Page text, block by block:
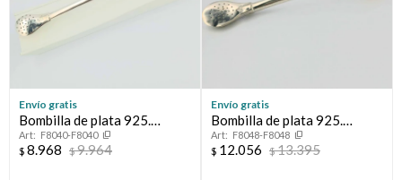
Envío gratis
Bombilla de plata 925.
Modelo CRIOLLA con
aplique central de oro.
F8040-F8040
$ 8.968 $9.964
Envío gratis
Bombilla de plata 925.
Modelo MELO con boca de
oro.
F8048-F8048
$ 12.056 $13.395